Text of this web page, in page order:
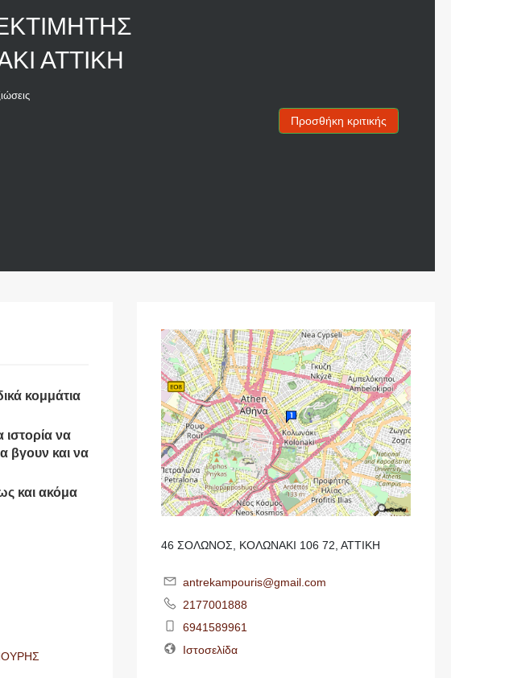
ΑΤΤΙΚΗ
Προσθήκη κριτικής
κομμάτια
ιστορία να
βγουν και να
και ακόμα
46 ΣΟΛΩΝΟΣ, ΚΟΛΩΝΑΚΙ 106 72, ΑΤΤΙΚΗ
antrekampouris@gmail.com
2177001888
6941589961
Ιστοσελίδα